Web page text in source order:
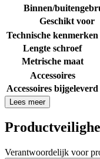
Binnen/
Geschikt voor
Technische kenmerken
Lengte schroef
Metrische maat
Accessoires
Accessoires bijgeleverd
Lees meer
Verantwoordelijk voor